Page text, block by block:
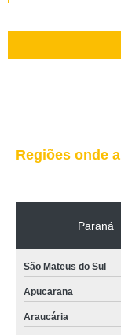
Regiões onde
Paraná
São Mateus do Sul
Apucarana
Araucária